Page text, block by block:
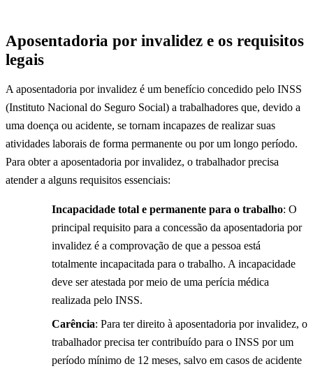
Aposentadoria por invalidez e os requisitos
legais
A aposentadoria por invalidez é um benefício concedido pelo INSS
(Instituto Nacional do Seguro Social) a trabalhadores que, devido a
uma doença ou acidente, se tornam incapazes de realizar suas
atividades laborais de forma permanente ou por um longo período.
Para obter a aposentadoria por invalidez, o trabalhador precisa
atender a alguns requisitos essenciais:
Incapacidade total e permanente para o trabalho: O
principal requisito para a concessão da aposentadoria por
invalidez é a comprovação de que a pessoa está
totalmente incapacitada para o trabalho. A incapacidade
deve ser atestada por meio de uma perícia médica
realizada pelo INSS.
Carência: Para ter direito à aposentadoria por invalidez, o
trabalhador precisa ter contribuído para o INSS por um
período mínimo de 12 meses, salvo em casos de acidente